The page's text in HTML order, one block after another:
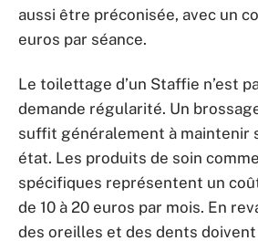
aussi être préconisée, avec un
euros par séance.
Le toilettage d’un Staffie n’est
demande régularité. Un
suffit généralement à maintenir
état. Les produits de soin
spécifiques représentent un
de 10 à 20 euros par mois. En
des oreilles et des dents